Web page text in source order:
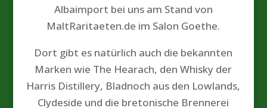
Albaimport bei uns am Stand von
MaltRaritaeten.de im Salon Goethe.
Dort gibt es natürlich auch die bekannten
Marken wie The Hearach, den Whisky der
Harris Distillery, Bladnoch aus den Lowlands,
Clydeside und die bretonische Brennerei